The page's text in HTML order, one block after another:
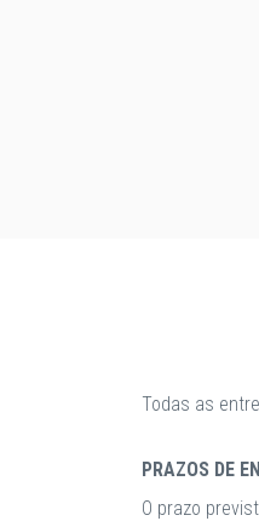
Todas as
PRAZOS DE
O prazo